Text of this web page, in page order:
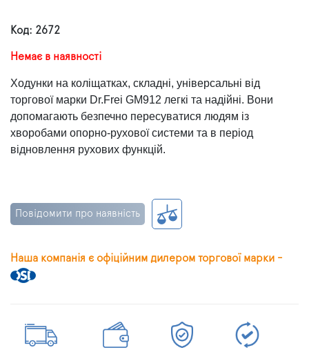
Код: 2672
Немає в наявності
Ходунки на коліщатках, складні, універсальні від
торгової марки Dr.Frei GM912 легкі та надійні. Вони
допомагають безпечно пересуватися людям із
хворобами опорно-рухової системи та в період
відновлення рухових функцій.
Повідомити про наявність
Наша компанія є офіційним дилером торгової марки -